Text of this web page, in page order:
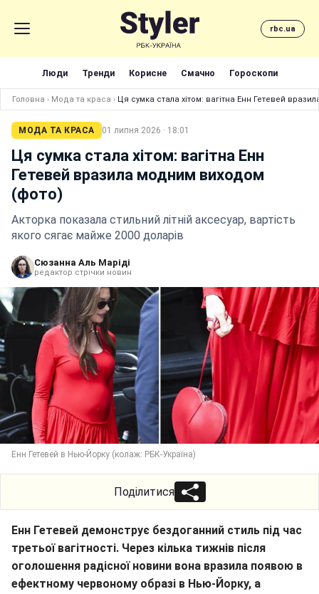
rbc.ua
Люди Тренди Корисне Смачно Гороскопи
Головна › Мода та краса › Ця сумка стала хітом: вагітна Енн Гетевей
МОДА ТА КРАСА 01 липня 2026 · 18:01
Ця сумка стала хітом: вагітна Енн
Гетевей вразила модним виходом
(фото)
Акторка показала стильний літній аксесуар, вартість
якого сягає майже 2000 доларів
Сюзанна Аль Маріді
редактор стрічки новин
Енн Гетевей в Нью-Йорку (колаж: РБК-Україна)
Поділитися
Енн Гетевей демонструє бездоганний стиль під час
третьої вагітності. Через кілька тижнів після
оголошення радісної новини вона вразила появою в
ефектному червоному образі в Нью-Йорку, а